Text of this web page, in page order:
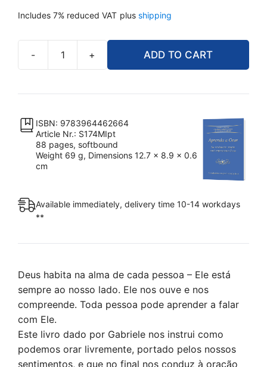
Includes 7% reduced VAT plus shipping
-
Aprenda
Orar
+ ADD TO CART
ISBN: 9783964462664
Article Nr.: S174MIpt
88 pages, softbound
Weight 69 g, Dimensions 12.7 x 8.9 x 0.6
cm
Available immediately, delivery time 10-14 workdays
**
Deus habita na alma de cada pessoa – Ele está
sempre ao nosso lado. Ele nos ouve e nos
compreende. Toda pessoa pode aprender a falar
com Ele.
Este livro dado por Gabriele nos instrui como
podemos orar livremente, portado pelos nossos
sentimentos, e que no final nos conduz à oração